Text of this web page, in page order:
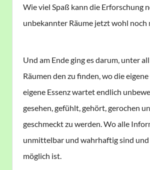
Wie viel Spaß kann die Erforschung
unbekannter Räume jetzt wohl noch
Und am Ende ging es darum, unter
Räumen den zu finden, wo die
eigene Essenz wartet endlich
gesehen, gefühlt, gehört, gerochen
geschmeckt zu werden. Wo alle
unmittelbar und wahrhaftig sind und
möglich ist.